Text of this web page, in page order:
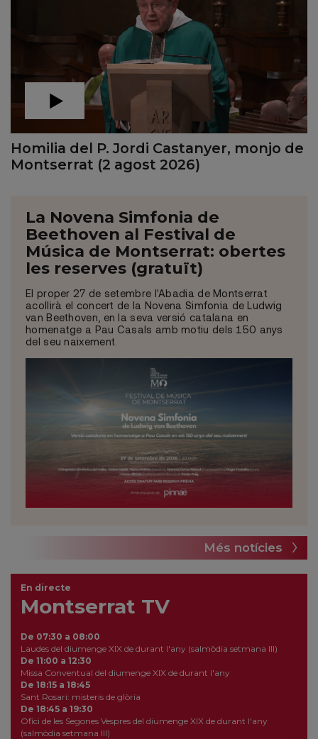
Homilia del P. Jordi Castanyer, monjo de
Montserrat (2 agost 2026)
La Novena Simfonia de
Beethoven al Festival de
Música de Montserrat: obertes
les reserves (gratuït)
El proper 27 de setembre l'Abadia de Montserrat
acollirà el concert de la Novena Simfonia de Ludwig
van Beethoven, en la seva versió catalana en
homenatge a Pau Casals amb motiu dels 150 anys
del seu naixement.
Més notícies
En directe
Montserrat TV
De 07:30 a 08:00
Laudes del diumenge XIX de durant l'any (salmòdia setmana III)
De 11:00 a 12:30
Missa Conventual del diumenge XIX de durant l'any
De 18:15 a 18:45
Sant Rosari: misteris de glòria
De 18:45 a 19:30
Ofici de les Segones Vespres del diumenge XIX de durant l'any
(salmòdia setmana III)